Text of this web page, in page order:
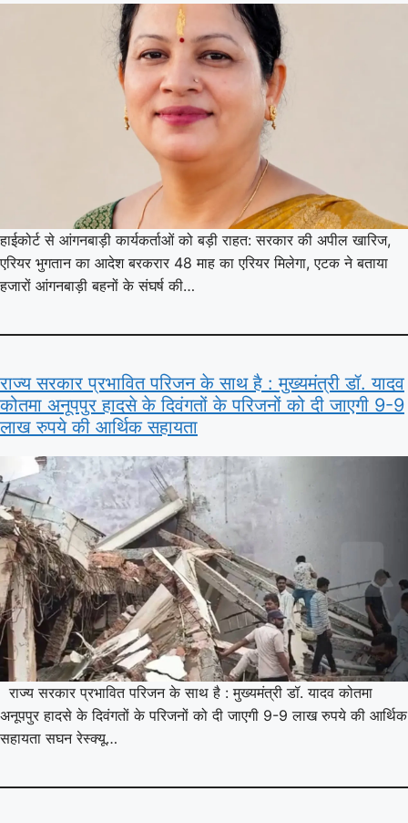
हाईकोर्ट से आंगनबाड़ी कार्यकर्ताओं को बड़ी राहत: सरकार की अपील खारिज,
एरियर भुगतान का आदेश बरकरार 48 माह का एरियर मिलेगा, एटक ने बताया
हजारों आंगनबाड़ी बहनों के संघर्ष की…
राज्य सरकार प्रभावित परिजन के साथ है : मुख्यमंत्री डॉ. यादव
कोतमा अनूपपुर हादसे के दिवंगतों के परिजनों को दी जाएगी 9-9
लाख रुपये की आर्थिक सहायता
राज्य सरकार प्रभावित परिजन के साथ है : मुख्यमंत्री डॉ. यादव कोतमा
अनूपपुर हादसे के दिवंगतों के परिजनों को दी जाएगी 9-9 लाख रुपये की आर्थिक
सहायता सघन रेस्क्यू…